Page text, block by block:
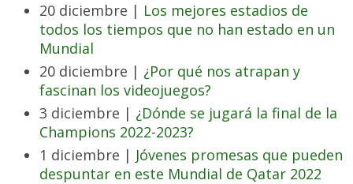
20 diciembre | Los mejores estadios de
todos los tiempos que no han estado en un
Mundial
20 diciembre | ¿Por qué nos atrapan y
fascinan los videojuegos?
3 diciembre | ¿Dónde se jugará la final de la
Champions 2022-2023?
1 diciembre | Jóvenes promesas que pueden
despuntar en este Mundial de Qatar 2022